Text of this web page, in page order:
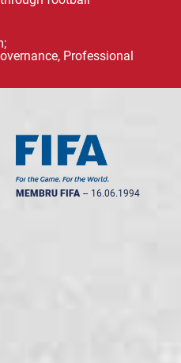
Professional
MEMBRU FIFA -- 16.06.1994